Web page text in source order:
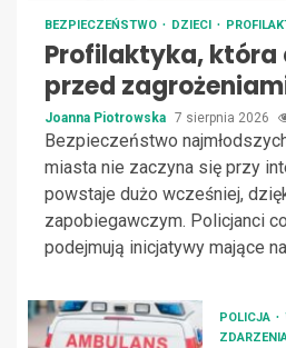
BEZPIECZEŃSTWO DZIECI
Profilaktyka, która
przed
Joanna Piotrowska 7 sierpnia 2026
Bezpieczeństwo
miasta nie zaczyna się przy
powstaje dużo wcześniej,
zapobiegawczym. Policjanci
podejmują inicjatywy mające
POLICJA